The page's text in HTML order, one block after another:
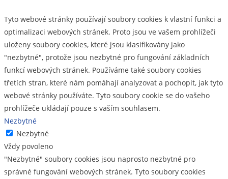
Tyto webové stránky používají soubory cookies k vlastní funkci a
optimalizaci webových stránek. Proto jsou ve vašem prohlížeči
uloženy soubory cookies, které jsou klasifikovány jako
"nezbytné", protože jsou nezbytné pro fungování základních
funkcí webových stránek. Používáme také soubory cookies
třetích stran, které nám pomáhají analyzovat a pochopit, jak tyto
webové stránky používáte. Tyto soubory cookie se do vašeho
prohlížeče ukládají pouze s vaším souhlasem.
Nezbytné
Nezbytné
Vždy povoleno
"Nezbytné" soubory cookies jsou naprosto nezbytné pro
správné fungování webových stránek. Tyto soubory cookies